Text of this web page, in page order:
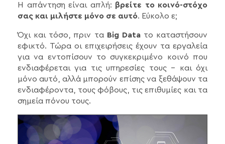
Η απάντηση είναι απλή: βρείτε το κοινό-στόχο
σας και μιλήστε μόνο σε αυτό. Εύκολο ε;
Όχι και τόσο, πριν τα Big Dataτο καταστήσουν
εφικτό. Τώρα οι επιχειρήσεις έχουν τα εργαλεία
για να εντοπίσουν το συγκεκριμένο κοινό που
ενδιαφέρεται για τις υπηρεσίες τους - και όχι
μόνο αυτό, αλλά μπορούν επίσης να ξεθάψουν τα
ενδιαφέροντα, τους φόβους, τις επιθυμίες και τα
σημεία πόνου τους.